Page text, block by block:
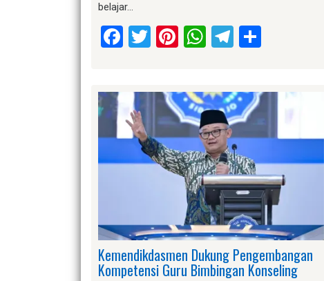
belajar…
Facebook
Twitter
Pinterest
WhatsApp
Telegram
Kemendikdasmen Dukung Pengembangan
Kompetensi Guru Bimbingan Konseling